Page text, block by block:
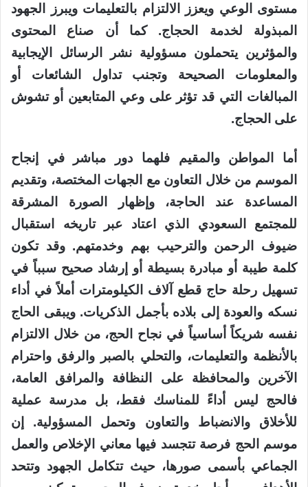
مستوى الوعي ويعزز الالتزام بالتعليمات ويبرز الجهود
المبذولة لخدمة الحجاج. كما أن صناع المحتوى
والمؤثرين يتحملون مسؤولية نشر الرسائل الإيجابية
والمعلومات الصحيحة وتجنب تداول الشائعات أو
المبالغات التي قد تؤثر على وعي المتابعين أو تشوش
على الحجاج.
أما المواطن والمقيم فلهما دور مباشر في إنجاح
الموسم من خلال التعاون مع الجهات المختصة، وتقديم
المساعدة عند الحاجة، وإظهار الصورة المشرقة
للمجتمع السعودي الذي اعتاد عبر تاريخه استقبال
ضيوف الرحمن والترحيب بهم وخدمتهم. وقد تكون
كلمة طيبة أو مبادرة بسيطة أو إرشاد صحيح سبباً في
تسهيل رحلة حاج قطع آلاف الكيلومترات أملاً في أداء
نسكه والعودة إلى بلاده بأجمل الذكريات. ويبقى الحاج
نفسه شريكاً أساسياً في نجاح الحج، من خلال الالتزام
بالأنظمة والتعليمات، والتحلي بالصبر والرفق واحترام
الآخرين والمحافظة على النظافة والمرافق العامة،
فالحج ليس أداءً للمناسك فقط، بل مدرسة عملية
للأخلاق والانضباط والتعاون وتحمل المسؤولية. إن
موسم الحج فرصة تتجسد فيها معاني الإخلاص والعمل
الجماعي بأسمى صورها، حيث تتكامل الجهود وتتحد